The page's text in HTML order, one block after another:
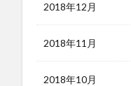
2018年12月
2018年11月
2018年10月